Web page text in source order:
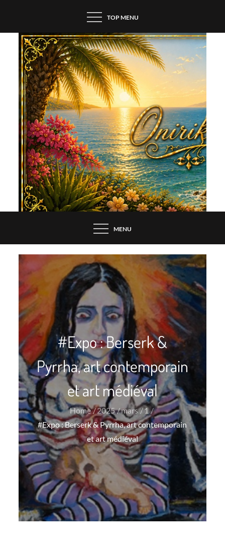
content
TOP MENU
MENU
#Expo : Berserk &
Pyrrha, art contemporain
et art médiéval
Home 2025 mars
1
#Expo : Berserk & Pyrrha, art contemporain
et art médiéval